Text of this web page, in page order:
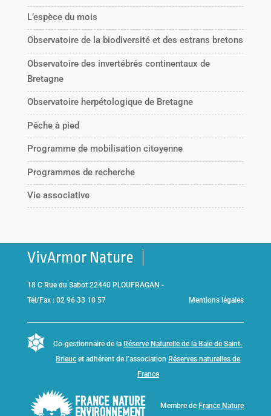
L’espèce du mois
Observatoire de la biodiversité et des estrans bretons
Observatoire des invertébrés continentaux de
Bretagne
Observatoire herpétologique de Bretagne
Pêche à pied
Programme de mobilisation citoyenne
Programmes de recherche
Vie associative
VivArmor Nature
18 C Rue du Sabot 22440 PLOUFRAGAN -
Tél/Fax : 02 96 33 10 57
Mentions légales
Co-gestionnaire de la Réserve Naturelle de la Baie de Saint-
Brieuc et adhérent de l’association Réserves naturelles de
France
Membre de France Nature